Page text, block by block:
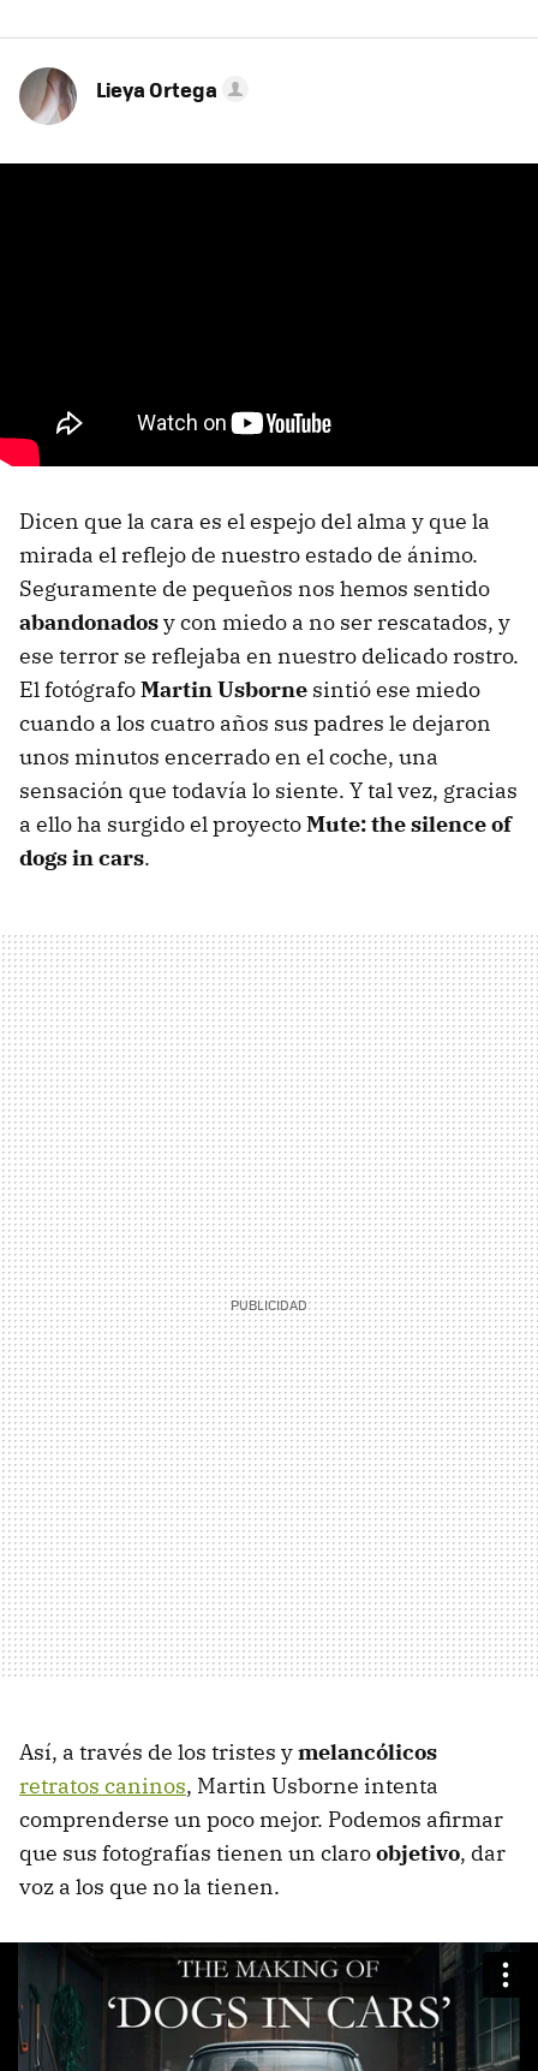
Lieya Ortega
Dicen que la cara es el espejo del alma y que la
mirada el reflejo de nuestro estado de ánimo.
Seguramente de pequeños nos hemos sentido
abandonadosy con miedo a no ser rescatados, y
ese terror se reflejaba en nuestro delicado rostro.
El fotógrafoMartin Usborne sintió ese miedo
cuando a los cuatro años sus padres le dejaron
unos minutos encerrado en el coche, una
sensación que todavía lo siente. Y tal vez, gracias
a ello ha surgido el proyectoMute: the silence of
dogs in cars.
Así, a través de los tristes ymelancólicos
retratos caninos, Martin Usborne intenta
comprenderse un poco mejor. Podemos afirmar
que sus fotografías tienen un claroobjetivo, dar
voz a los que no la tienen.